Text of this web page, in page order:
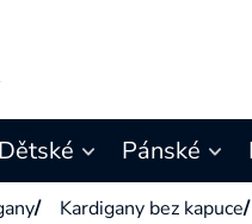
Dětské Pánské
/ Kardigany bez kapuce/